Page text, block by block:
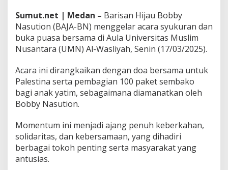
e
r
s
a
m
u
n
t
u
k
a
l
e
s
Sumut.net | Medan – Barisan Hijau Bobby
Nasution (BAJA-BN) menggelar acara syukuran dan
buka puasa bersama di Aula Universitas Muslim
Nusantara (UMN) Al-Wasliyah, Senin (17/03/2025).
Acara ini dirangkaikan dengan doa bersama untuk
Palestina serta pembagian 100 paket sembako
bagi anak yatim, sebagaimana diamanatkan oleh
Bobby Nasution.
Momentum ini menjadi ajang penuh keberkahan,
solidaritas, dan kebersamaan, yang dihadiri
berbagai tokoh penting serta masyarakat yang
antusias.